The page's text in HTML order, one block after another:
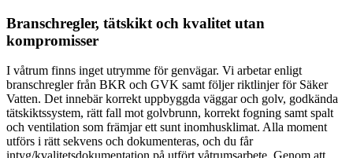
Branschregler, tätskikt och kvalitet utan
kompromisser
I våtrum finns inget utrymme för genvägar. Vi arbetar enligt
branschregler från BKR och GVK samt följer riktlinjer för Säker
Vatten. Det innebär korrekt uppbyggda väggar och golv, godkända
tätskiktssystem, rätt fall mot golvbrunn, korrekt fogning samt spalt
och ventilation som främjar ett sunt inomhusklimat. Alla moment
utförs i rätt sekvens och dokumenteras, och du får